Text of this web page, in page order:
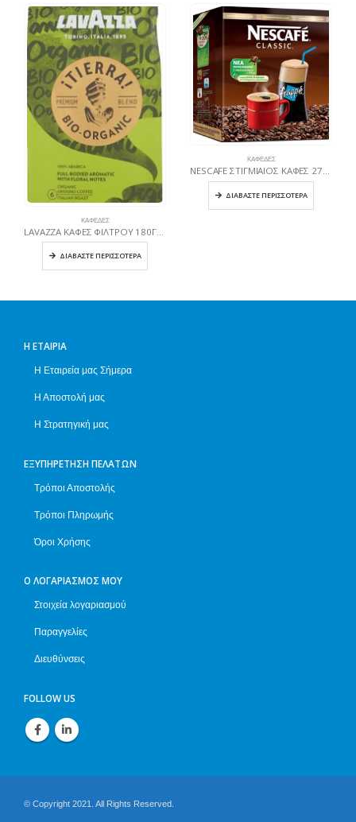
ΚΑΦΈΔΕΣ
ΔΙΑΒΆΣΤΕ ΠΕΡΙΣΣΌΤΕΡΑ
ΚΑΦΈΔΕΣ
NESCAFE ΣΤΙΓΜΙΑΙΟΣ ΚΑΦΕΣ 2750ΓΡ(5X550ΓΡ) CLASSIC
ΔΙΑΒΆΣΤΕ ΠΕΡΙΣΣΌΤΕΡΑ
Η ΕΤΑΙΡΊΑ
Η Εταιρεία μας Σήμερα
Η Αποστολή μας
Η Στρατηγική μας
ΕΞΥΠΗΡΈΤΗΣΗ ΠΕΛΑΤΏΝ
Τρόποι Αποστολής
Τρόποι Πληρωμής
Όροι Χρήσης
Ο ΛΟΓΑΡΙΑΣΜΌΣ ΜΟΥ
Στοιχεία λογαριασμού
Παραγγελίες
Διευθύνσεις
FOLLOW US
© Copyright 2021. All Rights Reserved.